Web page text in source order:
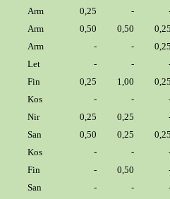
Arm 0,25 -
Arm 0,50 0,50
Arm - -
Let - -
Fin 0,25 1,00
Kos - -
Nir 0,25 0,25
San 0,50 0,25
Kos - -
Fin - 0,50
San - -